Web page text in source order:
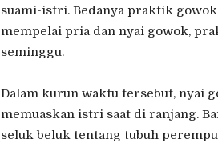
suami-istri. Bedanya praktik gowok
mempelai pria dan nyai gowok,
seminggu.
Dalam kurun waktu tersebut, nyai
memuaskan istri saat di ranjang.
seluk beluk tentang tubuh